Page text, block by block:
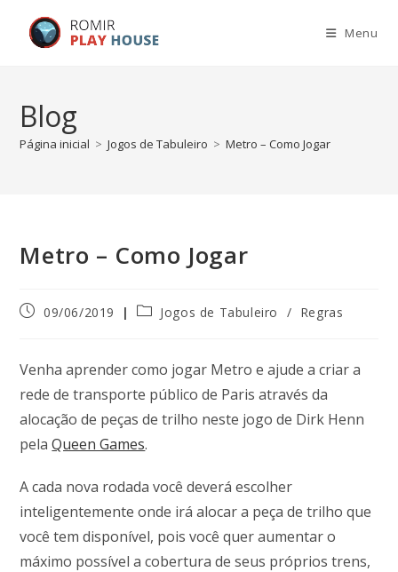
Menu
Blog
Página inicial > Jogos de Tabuleiro > Metro – Como Jogar
Metro – Como Jogar
09/06/2019 Jogos de Tabuleiro / Regras
Venha aprender como jogar Metro e ajude a criar a
rede de transporte público de Paris através da
alocação de peças de trilho neste jogo de Dirk Henn
pelaQueen Games.
A cada nova rodada você deverá escolher
inteligentemente onde irá alocar a peça de trilho que
você tem disponível, pois você quer aumentar o
máximo possível a cobertura de seus próprios trens,